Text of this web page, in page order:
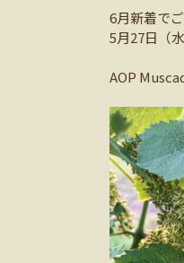
6月新着で
5月27日（
AOP